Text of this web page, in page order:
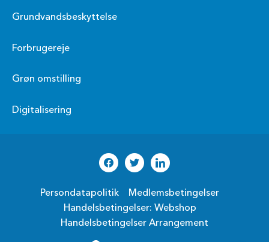
Grundvandsbeskyttelse
Forbrugereje
Grøn omstilling
Digitalisering
Persondatapolitik
Medlemsbetingelser
Handelsbetingelser: Webshop
Handelsbetingelser Arrangement